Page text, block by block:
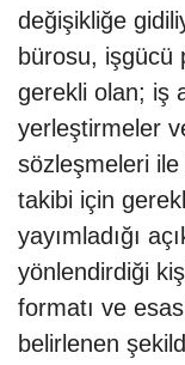
değişikliğe
bürosu, işgücü
gerekli olan; iş
yerleştirmeler
sözleşmeleri
takibi için
yayımladığı
yönlendirdiği
formatı ve
belirlenen